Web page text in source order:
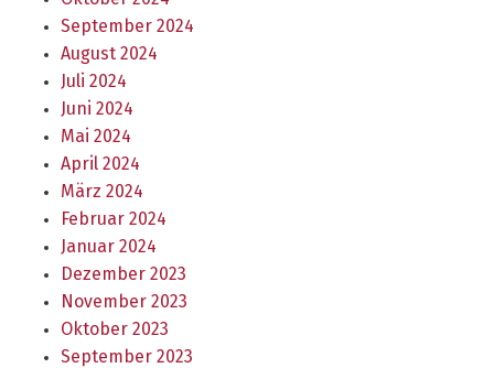
September 2024
August 2024
Juli 2024
Juni 2024
Mai 2024
April 2024
März 2024
Februar 2024
Januar 2024
Dezember 2023
November 2023
Oktober 2023
September 2023